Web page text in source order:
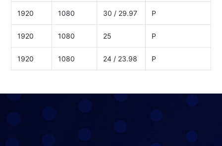
1920 1080 30 / 29.97 P
1920 1080 25 P
1920 1080 24 / 23.98 P